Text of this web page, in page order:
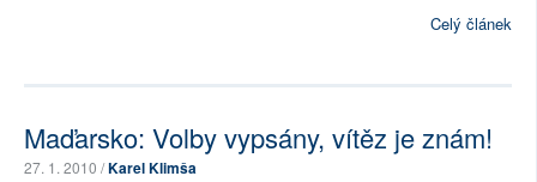
Celý článek
Maďarsko: Volby vypsány, vítěz je znám!
27. 1. 2010 /Karel Klimša